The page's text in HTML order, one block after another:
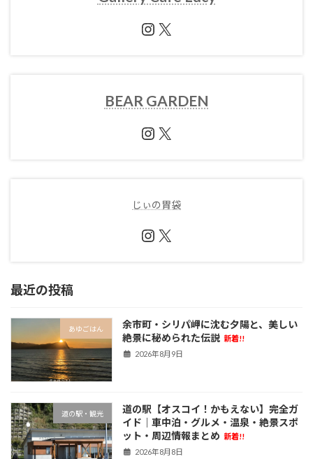
Instagram
X
BEAR GARDEN
Instagram
X
じぃの胃袋
Instagram
X
最近の投稿
あゆごはん
余市町・シリパ岬に沈む夕陽と、美しい
絶景に秘められた伝説 新着!!
2026年8月9日
道の駅・観光
道の駅【オスコイ！かもえない】完全ガ
イド｜車中泊・グルメ・温泉・絶景スポ
ット・周辺情報まとめ 新着!!
2026年8月8日